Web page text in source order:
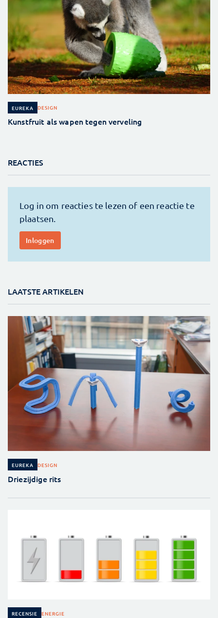
EUREKA DESIGN
Kunstfruit als wapen tegen verveling
REACTIES
LAATSTE ARTIKELEN
EUREKA DESIGN
Driezijdige rits
RECENSIE ENERGIE